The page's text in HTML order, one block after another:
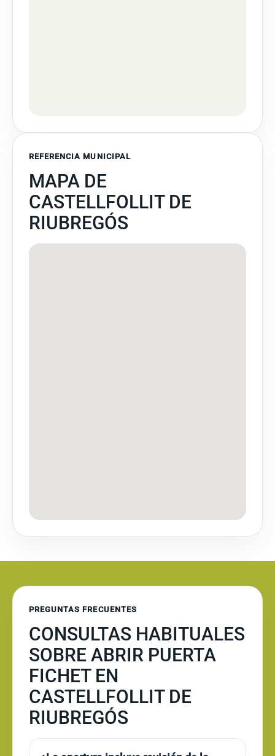
REFERENCIA MUNICIPAL
MAPA DE
CASTELLFOLLIT DE
RIUBREGÓS
PREGUNTAS FRECUENTES
CONSULTAS HABITUALES
SOBRE ABRIR PUERTA
FICHET EN
CASTELLFOLLIT DE
RIUBREGÓS